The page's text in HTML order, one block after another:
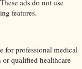
ads do not use
features.
for professional medical
qualified healthcare